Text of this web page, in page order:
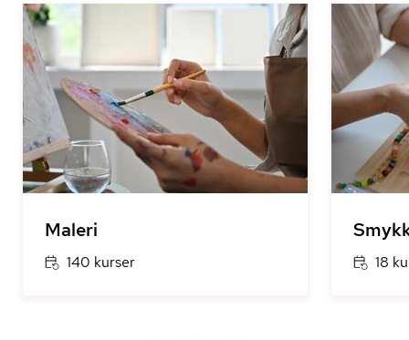
Maleri
140 kurser 18